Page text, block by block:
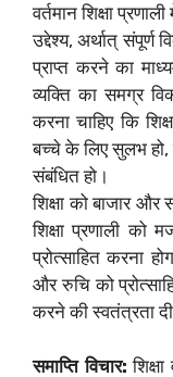
वर्तमान शिक्षा
उद्देश्य, अर्थात् संपूर्ण
प्राप्त करने का
व्यक्ति का समग्र
करना चाहिए कि
बच्चे के लिए सुलभ हो,
संबंधित हो।
शिक्षा को बाजार
शिक्षा प्रणाली को
प्रोत्साहित करना
और रुचि को
करने की स्वतंत्रता दी
समाप्ति विचार: